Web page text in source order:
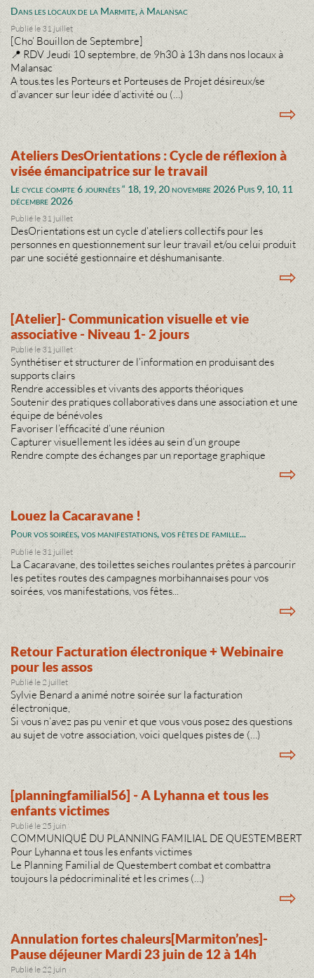
Dans les locaux de la Marmite, à Malansac
Publié le 31 juillet
[Cho’ Bouillon de Septembre]
📍 RDV Jeudi 10 septembre, de 9h30 à 13h dans nos locaux à
Malansac
A tous.tes les Porteurs et Porteuses de Projet désireux/se
d’avancer sur leur idée d’activité ou (…)
⇨
Ateliers DesOrientations : Cycle de réflexion à
visée émancipatrice sur le travail
Le cycle compte 6 journées “ 18, 19, 20 novembre 2026 Puis 9, 10, 11
décembre 2026
Publié le 31 juillet
DesOrientations est un cycle d’ateliers collectifs pour les
personnes en questionnement sur leur travail et/ou celui produit
par une société gestionnaire et déshumanisante.
⇨
[Atelier]- Communication visuelle et vie
associative - Niveau 1- 2 jours
Publié le 31 juillet
Synthétiser et structurer de l’information en produisant des
supports clairs
Rendre accessibles et vivants des apports théoriques
Soutenir des pratiques collaboratives dans une association et une
équipe de bénévoles
Favoriser l’efficacité d’une réunion
Capturer visuellement les idées au sein d’un groupe
Rendre compte des échanges par un reportage graphique
⇨
Louez la Cacaravane !
Pour vos soirées, vos manifestations, vos fêtes de famille...
Publié le 31 juillet
La Cacaravane, des toilettes seiches roulantes prêtes à parcourir
les petites routes des campagnes morbihannaises pour vos
soirées, vos manifestations, vos fêtes...
⇨
Retour Facturation électronique + Webinaire
pour les assos
Publié le 2 juillet
Sylvie Benard a animé notre soirée sur la facturation
électronique,
Si vous n’avez pas pu venir et que vous vous posez des questions
au sujet de votre association, voici quelques pistes de (…)
⇨
[planningfamilial56] - A Lyhanna et tous les
enfants victimes
Publié le 25 juin
COMMUNIQUÉ DU PLANNING FAMILIAL DE QUESTEMBERT
Pour Lyhanna et tous les enfants victimes
Le Planning Familial de Questembert combat et combattra
toujours la pédocriminalité et les crimes (…)
⇨
Annulation fortes chaleurs[Marmiton’nes]-
Pause déjeuner Mardi 23 juin de 12 à 14h
Publié le 22 juin